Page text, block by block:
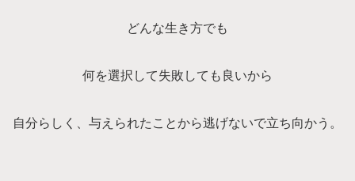
どんな生き方でも
何を選択して失敗しても良いから
自分らしく、与えられたことから逃げないで立ち向かう。